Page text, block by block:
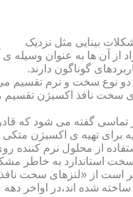
بینایی مثل نزدیک
از آن ها به عنوان وسیله
گوناگون دارند.
دو نوع سخت و نرم تقسیم
سخت نافذ اکسیژن
تماسی گفته می شود که
برای تهیه ی اکسیژن متکی
از محلول نرم
استاندارد به خاطر
است از «لنزهای سخت